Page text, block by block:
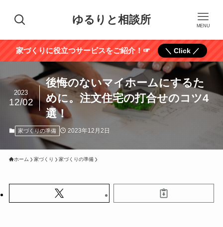
ゆるりと相談所 MENU
家づくりに役立つサービスをご紹介！☞ ＼ Click ／
後悔のないマイホームにするた
めに。注文住宅の打合せのコツ4
選！
2023
12/02
家づくりの準備 2023年12月2日
ホーム 家づくり 家づくりの準備